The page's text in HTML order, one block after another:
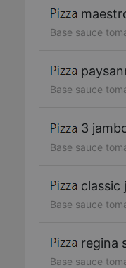
Base sauce
Base sauce
3
Base sauce
classic
Base sauce
regina
Base sauce